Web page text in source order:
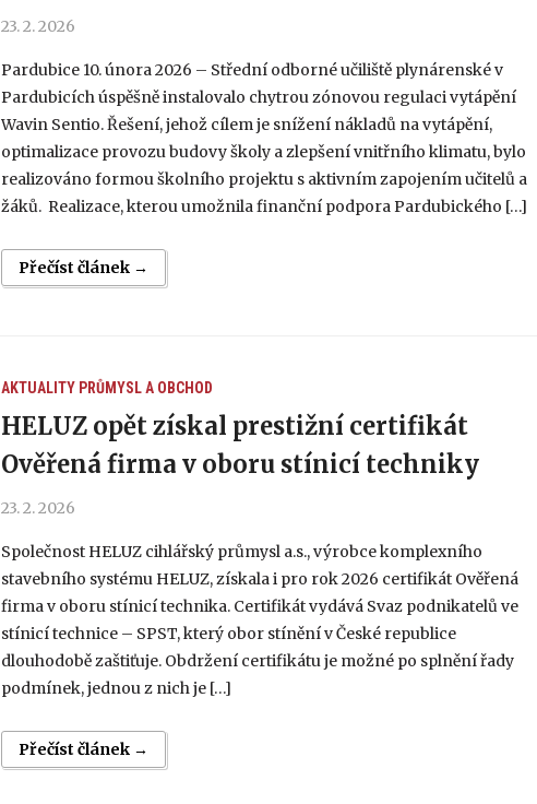
23. 2. 2026
Pardubice 10. února 2026 – Střední odborné učiliště plynárenské v
Pardubicích úspěšně instalovalo chytrou zónovou regulaci vytápění
Wavin Sentio. Řešení, jehož cílem je snížení nákladů na vytápění,
optimalizace provozu budovy školy a zlepšení vnitřního klimatu, bylo
realizováno formou školního projektu s aktivním zapojením učitelů a
žáků. Realizace, kterou umožnila finanční podpora Pardubického […]
Přečíst článek →
AKTUALITY PRŮMYSL A OBCHOD
HELUZ opět získal prestižní certifikát
Ověřená firma v oboru stínicí techniky
23. 2. 2026
Společnost HELUZ cihlářský průmysl a.s., výrobce komplexního
stavebního systému HELUZ, získala i pro rok 2026 certifikát Ověřená
firma v oboru stínicí technika. Certifikát vydává Svaz podnikatelů ve
stínicí technice – SPST, který obor stínění v České republice
dlouhodobě zaštiťuje. Obdržení certifikátu je možné po splnění řady
podmínek, jednou z nich je […]
Přečíst článek →